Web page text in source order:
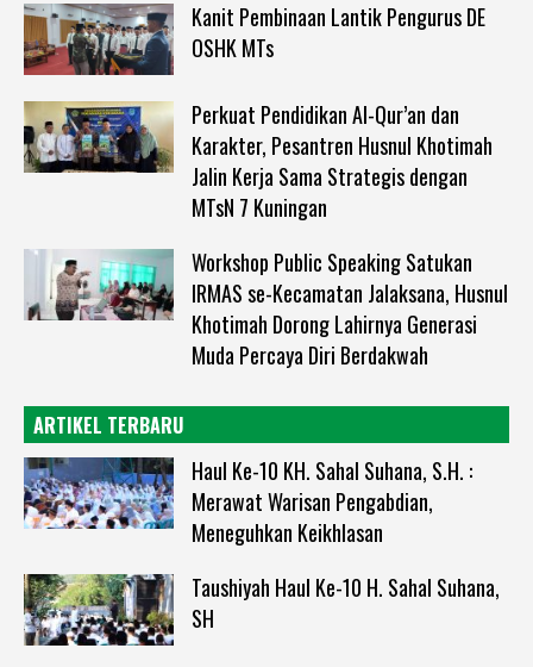
Kanit Pembinaan Lantik Pengurus DE
OSHK MTs
Perkuat Pendidikan Al-Qur’an dan
Karakter, Pesantren Husnul Khotimah
Jalin Kerja Sama Strategis dengan
MTsN 7 Kuningan
Workshop Public Speaking Satukan
IRMAS se-Kecamatan Jalaksana, Husnul
Khotimah Dorong Lahirnya Generasi
Muda Percaya Diri Berdakwah
ARTIKEL TERBARU
Haul Ke-10 KH. Sahal Suhana, S.H. :
Merawat Warisan Pengabdian,
Meneguhkan Keikhlasan
Taushiyah Haul Ke-10 H. Sahal Suhana,
SH